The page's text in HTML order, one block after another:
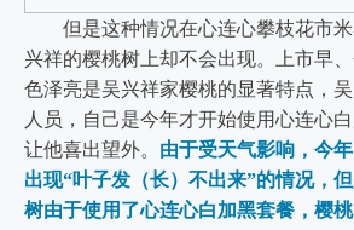
但是这种情况在心连心攀枝花市
兴祥的樱桃树上却不会出现。上市早、
色泽亮是吴兴祥家樱桃的显著特点，
人员，自己是今年才开始使用心连心
让他喜出望外。 由于受天气影响，今
出现“叶子发（长）不出来”的情况，
树由于使用了心连心白加黑套餐，樱